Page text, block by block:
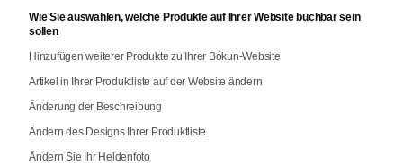
Wie Sie auswählen, welche Produkte auf Ihrer Website buchbar sein
sollen
Hinzufügen weiterer Produkte zu Ihrer Bókun-Website
Artikel in Ihrer Produktliste auf der Website ändern
Änderung der Beschreibung
Ändern des Designs Ihrer Produktliste
Ändern Sie Ihr Heldenfoto